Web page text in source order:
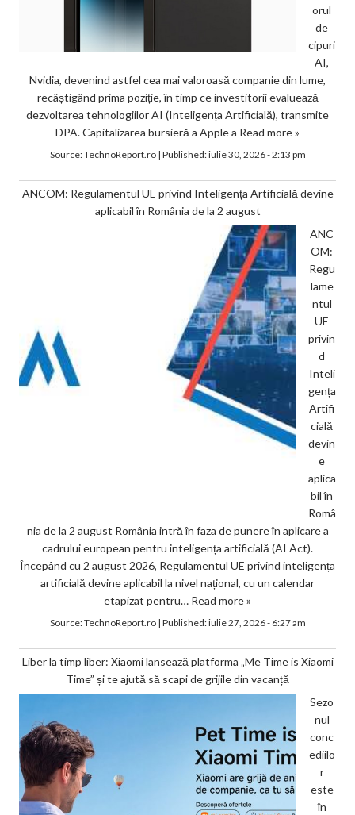
orul
de
cipuri
AI,
Nvidia, devenind astfel cea mai valoroasă companie din lume,
recâștigând prima poziție, în timp ce investitorii evaluează
dezvoltarea tehnologiilor AI (Inteligența Artificială), transmite
DPA. Capitalizarea bursieră a Apple a Read more »
Source:TechnoReport.ro| Published:iulie 30, 2026 - 2:13 pm
ANCOM: Regulamentul UE privind Inteligența Artificială devine
aplicabil în România de la 2 august
ANC
OM:
Regu
lame
ntul
UE
privin
d
Inteli
gența
Artifi
cială
devin
e
aplica
bil în
Româ
nia de la 2 august România intră în faza de punere în aplicare a
cadrului european pentru inteligența artificială (AI Act).
Începând cu 2 august 2026, Regulamentul UE privind inteligența
artificială devine aplicabil la nivel național, cu un calendar
etapizat pentru… Read more »
Source:TechnoReport.ro| Published:iulie 27, 2026 - 6:27 am
Liber la timp liber: Xiaomi lansează platforma „Me Time is Xiaomi
Time” și te ajută să scapi de grijile din vacanță
Sezo
nul
conc
ediilo
r
este
în